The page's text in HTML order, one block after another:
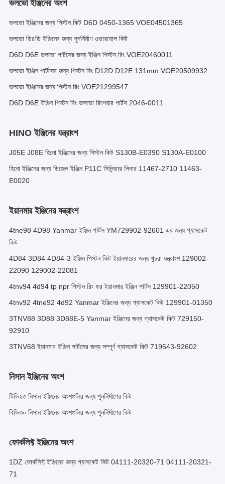
ভলভো ইঞ্জিনের অংশ
ভলভো ইঞ্জিনের জন্য পিস্টন কিট D6D 0450-1365 VOE04501365
ভলভো ডি৪ডি ইঞ্জিনের জন্য পুনর্নির্মাণ ওভারহোল কিট
D6D D6E ভলভো পার্টসের জন্য ইঞ্জিন পিস্টন রিং VOE20460011
ভলভো ইঞ্জিন পার্টসের জন্য পিস্টন রিং D12D D12E 131mm VOE20509932
ভলভো ইঞ্জিনের জন্য পিস্টন রিং VOE21299547
D6D D6E ইঞ্জিন পিস্টন রিং ভলভো রিপেয়ার পার্টস 2046-0011
HINO ইঞ্জিনের যন্ত্রাংশ
J05E J08E হিনো ইঞ্জিনের জন্য পিস্টন কিট S130B-E0390 S130A-E0100
হিনো ইঞ্জিনের জন্য ডিজেল ইঞ্জিন P11C সিলিন্ডার লিনার 11467-2710 11463-
E0020
ইয়ানমার ইঞ্জিনের যন্ত্রাংশ
4tne98 4D98 Yanmar ইঞ্জিন পার্টস YM729902-92601 এর জন্য গ্যাসকেট
কিট
4D84 3D84 4D84-3 ইঞ্জিন পিস্টন কিট ইয়ানমারের জন্য খুচরা যন্ত্রাংশ 129002-
22090 129002-22081
4tnv94 4d94 tp npr পিস্টন রিং ফর ইয়ানমার ইঞ্জিন পার্টস 129901-22050
4tnv92 4tne92 4d92 Yanmar ইঞ্জিনের জন্য গ্যাসকেট কিট 129901-01350
3TNV88 3D88 3D88E-5 Yanmar ইঞ্জিনের জন্য গ্যাসকেট কিট 729150-
92910
3TNV68 ইয়ানমার ইঞ্জিন পার্টসের জন্য সম্পূর্ণ গ্যাসকেট কিট 719643-92602
নিসান ইঞ্জিনের অংশ
টিডি২৩ নিসান ইঞ্জিনের অংশগুলির জন্য পুনর্নির্মাণের কিট
বিডি৩০ নিসান ইঞ্জিনের অংশগুলির জন্য পুনর্নির্মাণের কিট
ফোর্কলিফ্ট ইঞ্জিনের অংশ
1DZ ফোর্কলিফ্ট ইঞ্জিনের জন্য গ্যাসকেট কিট 04111-20320-71 04111-20321-
71